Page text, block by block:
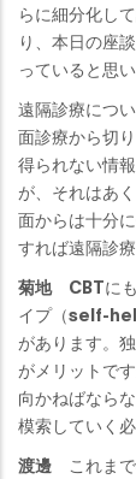
らに細分化し
り、本日の座
っていると思い
遠隔診療につ
面診療から切
得られない情
が、それはあ
面からは十分
すれば遠隔診
菊地CBTにも
イプ（self-
があります。
がメリットで
向かねばなら
模索していく
渡邊 これま